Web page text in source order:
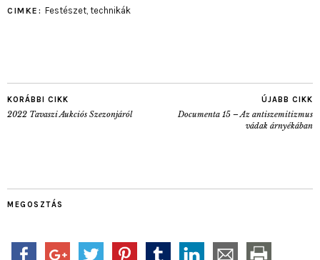
CIMKE: Festészet, technikák
KORÁBBI CIKK
2022 Tavaszi Aukciós Szezonjáról
ÚJABB CIKK
Documenta 15 – Az antiszemitizmus
vádak árnyékában
MEGOSZTÁS